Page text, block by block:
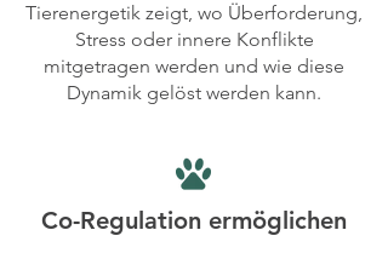
Tierenergetik zeigt, wo Überforderung,
Stress oder innere Konflikte
mitgetragen werden und wie diese
Dynamik gelöst werden kann.
Co-Regulation ermöglichen